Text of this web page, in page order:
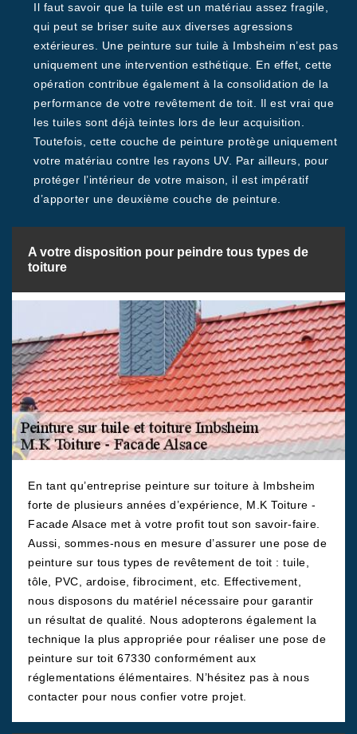
Il faut savoir que la tuile est un matériau assez fragile,
qui peut se briser suite aux diverses agressions
extérieures. Une peinture sur tuile à Imbsheim n’est pas
uniquement une intervention esthétique. En effet, cette
opération contribue également à la consolidation de la
performance de votre revêtement de toit. Il est vrai que
les tuiles sont déjà teintes lors de leur acquisition.
Toutefois, cette couche de peinture protège uniquement
votre matériau contre les rayons UV. Par ailleurs, pour
protéger l’intérieur de votre maison, il est impératif
d’apporter une deuxième couche de peinture.
A votre disposition pour peindre tous types de
toiture
En tant qu’entreprise peinture sur toiture à Imbsheim
forte de plusieurs années d’expérience, M.K Toiture -
Facade Alsace met à votre profit tout son savoir-faire.
Aussi, sommes-nous en mesure d’assurer une pose de
peinture sur tous types de revêtement de toit : tuile,
tôle, PVC, ardoise, fibrociment, etc. Effectivement,
nous disposons du matériel nécessaire pour garantir
un résultat de qualité. Nous adopterons également la
technique la plus appropriée pour réaliser une pose de
peinture sur toit 67330 conformément aux
réglementations élémentaires. N’hésitez pas à nous
contacter pour nous confier votre projet.